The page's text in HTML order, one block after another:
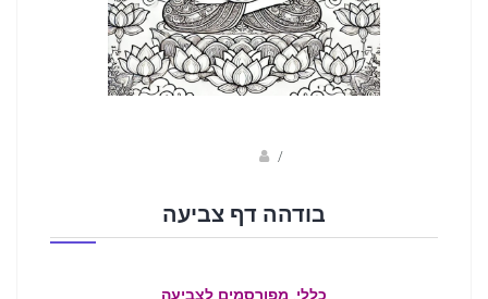
/
בודהה דף צביעה
כללי, מפורסמים לצביעה